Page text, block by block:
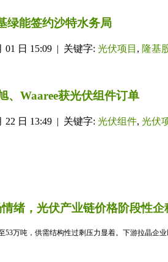
绿能签约沙特水务局
01 日 15:09 | 关键字: 光伏项目 , 隆基
、Waaree获光伏组件订单
22 日 13:49 | 关键字: 光伏组件, 光伏
绪，光伏产业链价格阶段性企
53万吨，供需结构性过剩压力显着。下游拉晶企